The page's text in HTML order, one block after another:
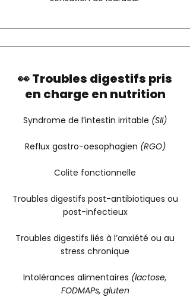
👀 Troubles digestifs pris
en charge en nutrition
Syndrome de l’intestin irritable (SII)
Reflux gastro-oesophagien (RGO)
Colite fonctionnelle
Troubles digestifs post-antibiotiques ou
post-infectieux
Troubles digestifs liés à l’anxiété ou au
stress chronique
Intolérances alimentaires (lactose,
FODMAPs, gluten